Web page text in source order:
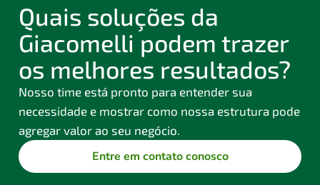
Quais soluções da
Giacomelli podem trazer
os melhores resultados?
Nosso time está pronto para entender sua
necessidade e mostrar como nossa estrutura pode
agregar valor ao seu negócio.
Entre em contato conosco